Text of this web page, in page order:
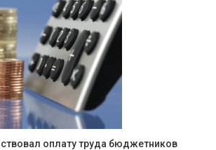
оплату труда бюджетников